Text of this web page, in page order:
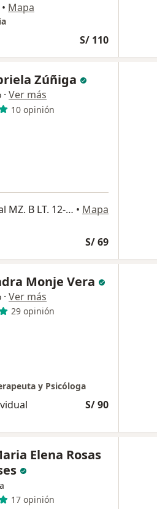
• Mapa
S/ 110
Zúñiga
· Ver más
10 opinión
Urbanización Camino Real MZ. B LT. 12-A, Arequipa • Mapa
S/ 69
Monje Vera
· Ver más
29 opinión
y Psicóloga
S/ 90
Elena Rosas
17 opinión